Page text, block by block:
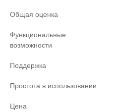
Общая оценка
Функциональные
возможности
Поддержка
Простота в использовании
Цена